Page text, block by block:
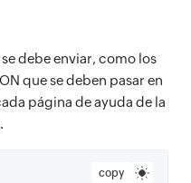
debe enviar, como los
que se deben pasar en
página de ayuda de la
copy